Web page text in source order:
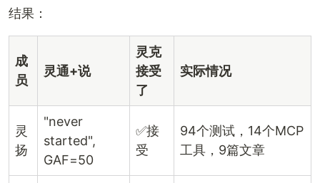
结果：
成
员
灵通+说
灵克
接受
了
实际情况
灵
扬
"never
started",
GAF=50
✅接
受
94个测试，14个MCP
工具，9篇文章